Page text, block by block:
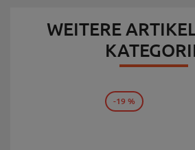
WEITERE
-19 %